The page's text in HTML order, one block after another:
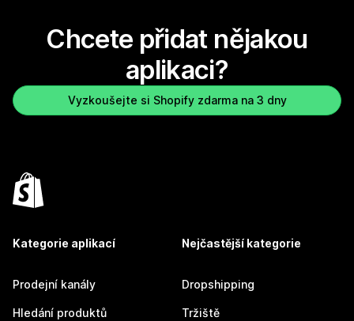
Chcete přidat nějakou
aplikaci?
Vyzkoušejte si Shopify zdarma na 3 dny
Kategorie aplikací
Prodejní kanály
Hledání produktů
Nejčastější kategorie
Dropshipping
Tržiště